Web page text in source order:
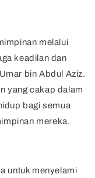
melalui
keadilan dan
bin Abdul Aziz.
yang cakap dalam
bagi semua
mereka.
untuk menyelami